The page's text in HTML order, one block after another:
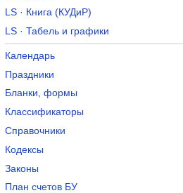
LS · Книга (КУДиР)
LS · Табель и графики
Календарь
Праздники
Бланки, формы
Классификаторы
Справочники
Кодексы
Законы
План счетов БУ